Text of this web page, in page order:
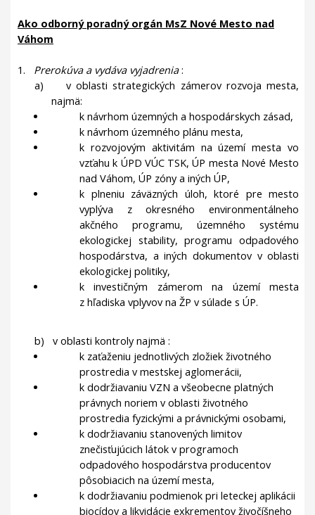
Ako odborný poradný orgán MsZ Nové Mesto nad
Váhom
1. Prerokúva a vydáva vyjadrenia:
a)
v oblasti strategických zámerov rozvoja mesta,
najmä:
k návrhom územných a hospodárskych zásad,
k návrhom územného plánu mesta,
k rozvojovým aktivitám na území mesta vo
vzťahu k ÚPD VÚC TSK, ÚP mesta Nové Mesto
nad Váhom, ÚP zóny a iných ÚP,
k plneniu záväzných úloh, ktoré pre mesto
vyplýva z okresného environmentálneho
akčného programu, územného systému
ekologickej stability, programu odpadového
hospodárstva, a iných dokumentov v oblasti
ekologickej politiky,
k investičným zámerom na území mesta
z hľadiska vplyvov na ŽP v súlade s ÚP.
b)
v oblasti kontroly najmä :
k zaťaženiu jednotlivých zložiek životného
prostredia v mestskej aglomerácii,
k dodržiavaniu VZN a všeobecne platných
právnych noriem v oblasti životného
prostredia fyzickými a právnickými osobami,
k dodržiavaniu stanovených limitov
znečisťujúcich látok v programoch
odpadového hospodárstva producentov
pôsobiacich na území mesta,
k dodržiavaniu podmienok pri leteckej aplikácii
biocídov a likvidácie exkrementov živočíšneho